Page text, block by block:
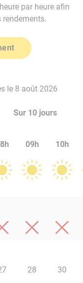
par heure afin
rendements.
le 8 août 2026
Sur 10 jours
09h 10h
28 30